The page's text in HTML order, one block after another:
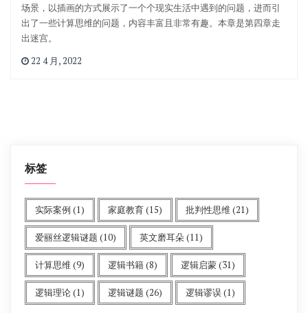
场景，以插画的方式展示了一个个现实生活中遇到的问题，进而引
出了一些计算思维的问题，内容丰富且非常有趣。本章是第四章走
出迷宫。
22 4 月, 2022
标签
实际案例 (1) 家庭教育(15) 批判性思维 (21)
爱丽丝逻辑谜题 (10) 英文磨耳朵(11)
计算思维 (9) 逻辑书籍(8) 逻辑启蒙(31)
逻辑理论(1) 逻辑谜题 (26) 逻辑谬误(1)